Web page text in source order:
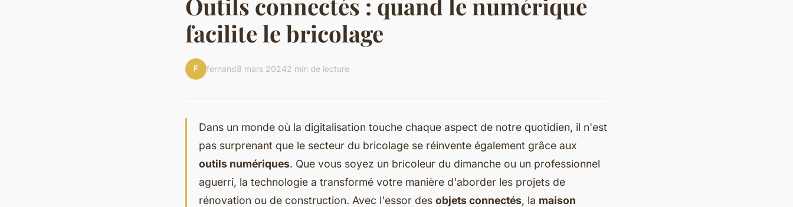
facilite le bricolage
F fernand8 mars 20242 min de lecture
Dans un monde où la digitalisation touche chaque aspect de notre quotidien, il n'est
pas surprenant que le secteur du bricolage se réinvente également grâce aux
outils numériques. Que vous soyez un bricoleur du dimanche ou un professionnel
aguerri, la technologie a transformé votre manière d'aborder les projets de
rénovation ou de construction. Avec l'essor des objets connectés, la maison